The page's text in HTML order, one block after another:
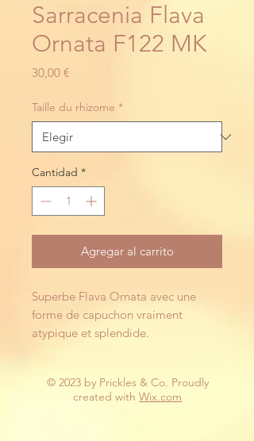
Sarracenia Flava
Ornata F122 MK
30,00 €Precio
Taille du rhizome *
Cantidad *
Agregar al carrito
Superbe Flava Ornata avec une
forme de capuchon vraiment
atypique et splendide.
© 2023 by Prickles & Co. Proudly
created with Wix.com